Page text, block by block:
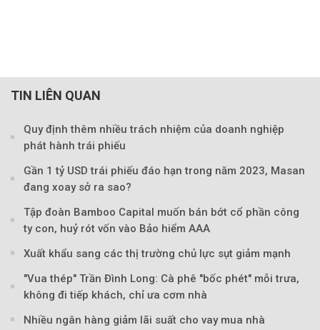
Theo
TIN LIÊN QUAN
Quy định thêm nhiều trách nhiệm của doanh nghiệp
phát hành trái phiếu
Gần 1 tỷ USD trái phiếu đáo hạn trong năm 2023, Masan
đang xoay sở ra sao?
Tập đoàn Bamboo Capital muốn bán bớt cổ phần công
ty con, huỷ rót vốn vào Bảo hiểm AAA
Xuất khẩu sang các thị trường chủ lực sụt giảm mạnh
"Vua thép" Trần Đình Long: Cà phê "bốc phét" mỗi trưa,
không đi tiếp khách, chỉ ưa cơm nhà
Nhiều ngân hàng giảm lãi suất cho vay mua nhà